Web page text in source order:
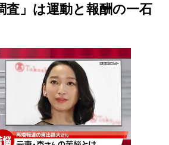
査」は運動と報酬の一石